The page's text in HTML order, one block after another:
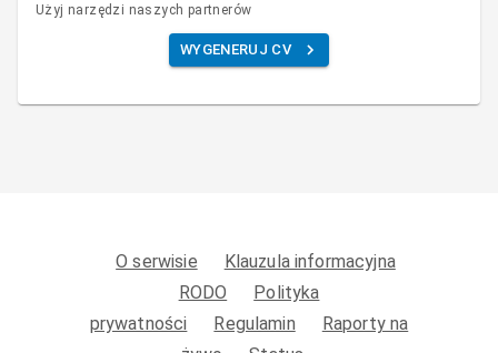
Użyj narzędzi naszych partnerów
WYGENERUJ CV
O serwisie
Klauzula informacyjna
RODO
Polityka
prywatności
Regulamin
Raporty na